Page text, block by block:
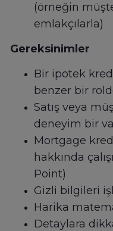
(örneğin
emlakçılarla)
Gereksinimler
Bir ipotek
benzer bir
Satış veya
deneyim bir
Mortgage
hakkında
Point)
Gizli bilgileri
Harika
Detaylara